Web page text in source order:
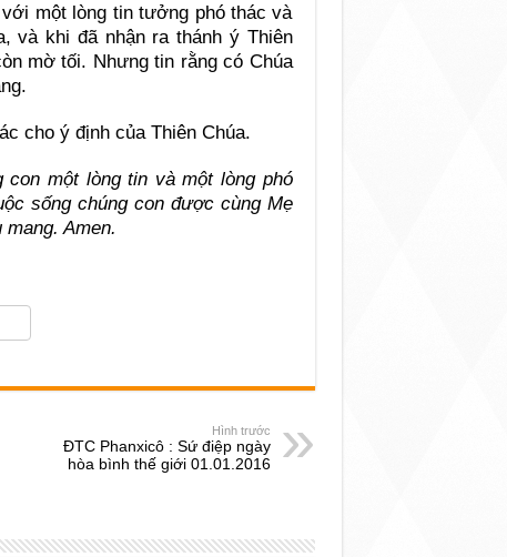
một lòng tin tưởng phó thác và
và khi đã nhận ra thánh ý Thiên
mờ tối. Nhưng tin rằng có Chúa
cho ý định của Thiên Chúa.
con một lòng tin và một lòng phó
sống chúng con được cùng Mẹ
Amen.
Hình trước
ĐTC Phanxicô : Sứ điệp ngày
hòa bình thế giới 01.01.2016